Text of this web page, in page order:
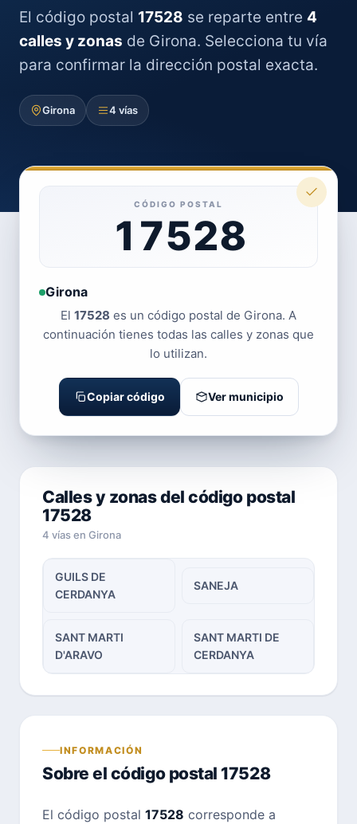
El código postal 17528 se reparte entre 4
calles y zonas de Girona. Selecciona tu vía
para confirmar la dirección postal exacta.
Girona 4 vías
CÓDIGO POSTAL
17528
Girona
El 17528 es un código postal de Girona. A
continuación tienes todas las calles y zonas que
lo utilizan.
Copiar código Ver municipio
Calles y zonas del código postal
17528
4 vías en Girona
GUILS DE
CERDANYA
SANEJA
SANT MARTI
D'ARAVO
SANT MARTI DE
CERDANYA
INFORMACIÓN
Sobre el código postal 17528
El código postal 17528 corresponde a